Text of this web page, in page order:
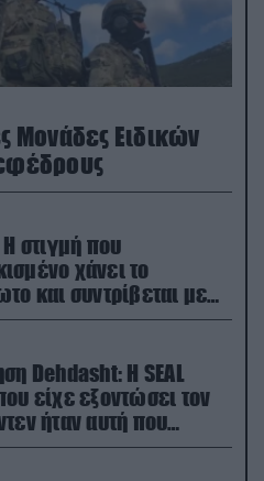
Μονάδες Ειδικών
Η στιγμή που
χάνει το
και συντρίβεται με
έδαφος (βίντεο)
Dehdasht: Η SEAL
είχε εξοντώσει τον
ήταν αυτή που
πιλότο του F-15